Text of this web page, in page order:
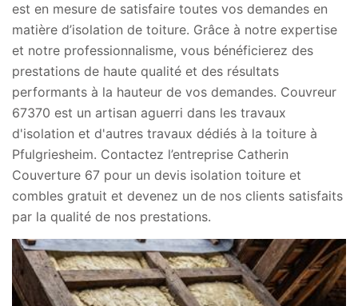
est en mesure de satisfaire toutes vos demandes en
matière d’isolation de toiture. Grâce à notre expertise
et notre professionnalisme, vous bénéficierez des
prestations de haute qualité et des résultats
performants à la hauteur de vos demandes. Couvreur
67370 est un artisan aguerri dans les travaux
d'isolation et d'autres travaux dédiés à la toiture à
Pfulgriesheim. Contactez l’entreprise Catherin
Couverture 67 pour un devis isolation toiture et
combles gratuit et devenez un de nos clients satisfaits
par la qualité de nos prestations.